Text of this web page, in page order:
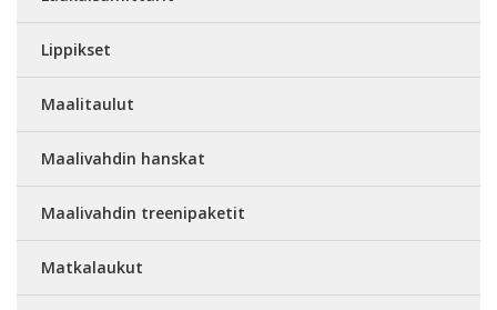
Lippikset
Maalitaulut
Maalivahdin hanskat
Maalivahdin treenipaketit
Matkalaukut